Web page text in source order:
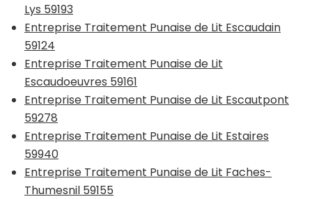
Lys 59193
Entreprise Traitement Punaise de Lit Escaudain
59124
Entreprise Traitement Punaise de Lit
Escaudoeuvres 59161
Entreprise Traitement Punaise de Lit Escautpont
59278
Entreprise Traitement Punaise de Lit Estaires
59940
Entreprise Traitement Punaise de Lit Faches-
Thumesnil 59155